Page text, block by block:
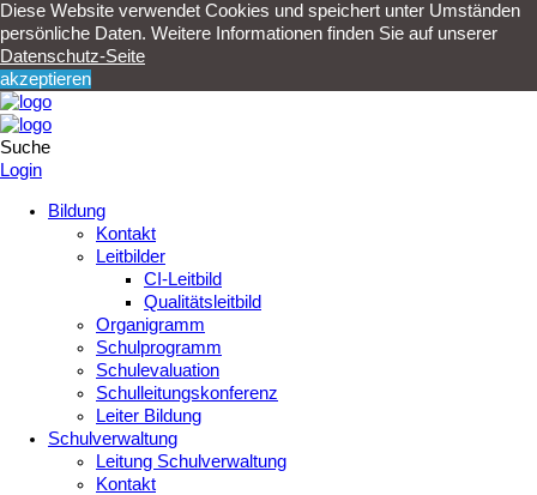
Diese Website verwendet Cookies und speichert unter Umständen
persönliche Daten. Weitere Informationen finden Sie auf unserer
Datenschutz-Seite
akzeptieren
Suche
Login
Bildung
Kontakt
Leitbilder
CI-Leitbild
Qualitätsleitbild
Organigramm
Schulprogramm
Schulevaluation
Schulleitungskonferenz
Leiter Bildung
Schulverwaltung
Leitung Schulverwaltung
Kontakt